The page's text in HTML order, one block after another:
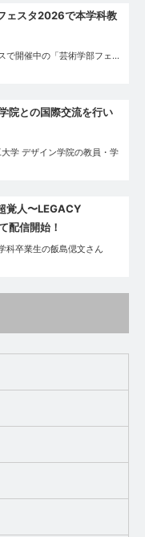
ェスタ2026で本学科教
で開催中の「芸術学部フェ…
院との国際交流を行い
学 デザイン学院の教員・学
覚人〜LEGACY
配信開始！
科卒業生の飯島偲文さん